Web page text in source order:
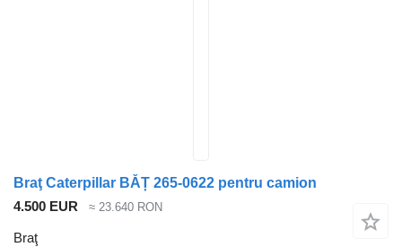
Braţ Caterpillar BĂȚ 265-0622 pentru camion
4.500 EUR
≈ 23.640 RON
Braţ